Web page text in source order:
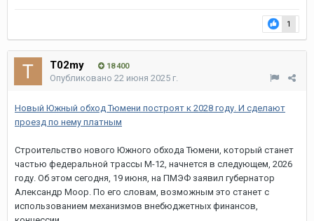
1
T02my 18 400
Опубликовано 22 июня 2025 г.
Новый Южный обход Тюмени построят к 2028 году. И сделают
проезд по нему платным
Строительство нового Южного обхода Тюмени, который станет
частью федеральной трассы М-12, начнется в следующем, 2026
году. Об этом сегодня, 19 июня, на ПМЭФ заявил губернатор
Александр Моор. По его словам, возможным это станет с
использованием механизмов внебюджетных финансов,